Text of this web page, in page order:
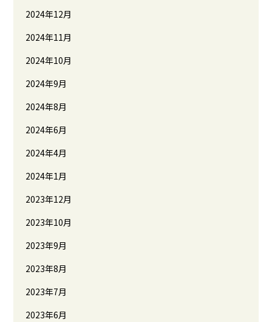
2024年12月
2024年11月
2024年10月
2024年9月
2024年8月
2024年6月
2024年4月
2024年1月
2023年12月
2023年10月
2023年9月
2023年8月
2023年7月
2023年6月